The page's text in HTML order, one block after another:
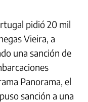
pidió 20 mil
Vieira, a
una sanción de
Panorama, el
sanción a una